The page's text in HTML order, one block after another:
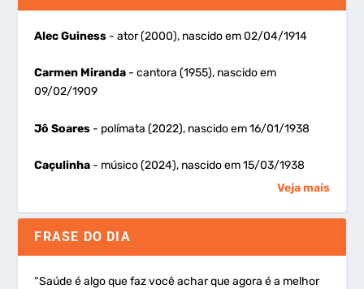
Alec Guiness - ator (2000), nascido em 02/04/1914
Carmen Miranda - cantora (1955), nascido em
09/02/1909
Jô Soares - polímata (2022), nascido em 16/01/1938
Caçulinha - músico (2024), nascido em 15/03/1938
Veja mais
FRASE DO DIA
“Saúde é algo que faz você achar que agora é a melhor